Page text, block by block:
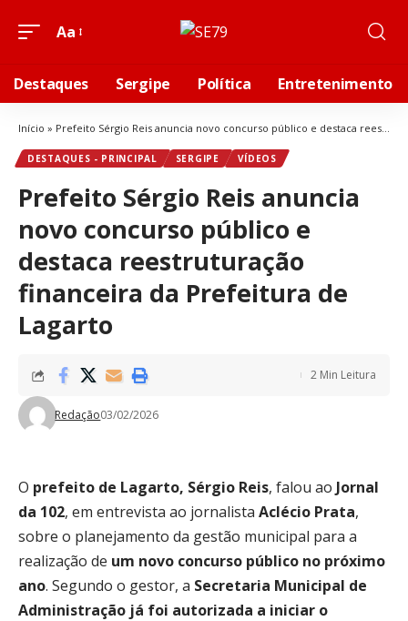
Aa
Destaques Sergipe Política Entretenimento
Início » Prefeito Sérgio Reis anuncia novo concurso público e destaca reestruturação financeira da Prefeitura de Lagarto
DESTAQUES - PRINCIPAL SERGIPE VÍDEOS
Prefeito Sérgio Reis anuncia
novo concurso público e
destaca reestruturação
financeira da Prefeitura de
Lagarto
Redação03/02/2026
2 Min Leitura
O prefeito de Lagarto, Sérgio Reis, falou ao Jornal
da 102, em entrevista ao jornalista Aclécio Prata,
sobre o planejamento da gestão municipal para a
realização de um novo concurso público no próximo
ano. Segundo o gestor, a Secretaria Municipal de
Administração já foi autorizada a iniciar o